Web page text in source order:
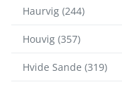
Haurvig (244)
Houvig (357)
Hvide Sande (319)